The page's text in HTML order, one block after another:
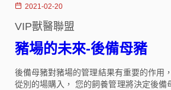
2021-02-20
VIP獸醫聯盟
豬場的未來-後備母豬
後備⺟豬對豬場的管理結果有重要的作⽤， 無論是⾃⼰培育或是
從別的場購入， 您的飼養管理將決定後備⺟豬是否有長期、⾼產